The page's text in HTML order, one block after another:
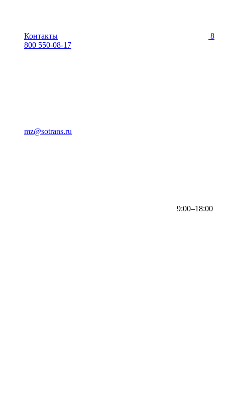
Контакты
8
800 550-08-17
mz@sotrans.ru
9:00–18:00